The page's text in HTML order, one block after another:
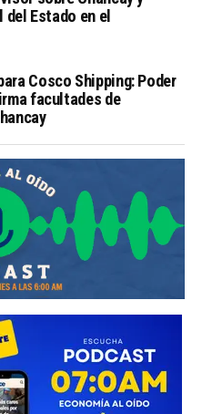
Estado en el
Cosco Shipping: Poder
facultades de